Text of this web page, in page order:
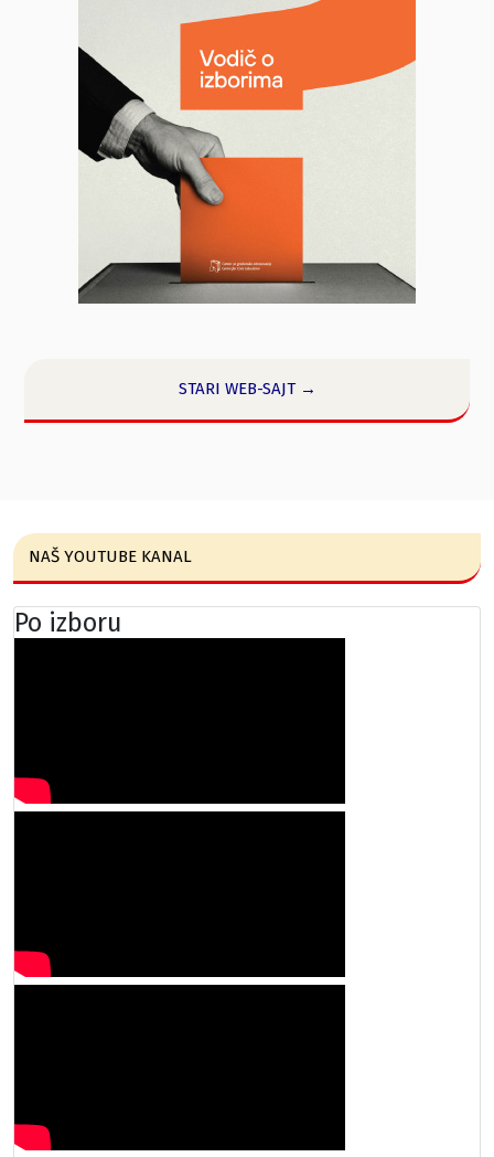
STARI WEB-SAJT →
NAŠ YOUTUBE KANAL
Po izboru